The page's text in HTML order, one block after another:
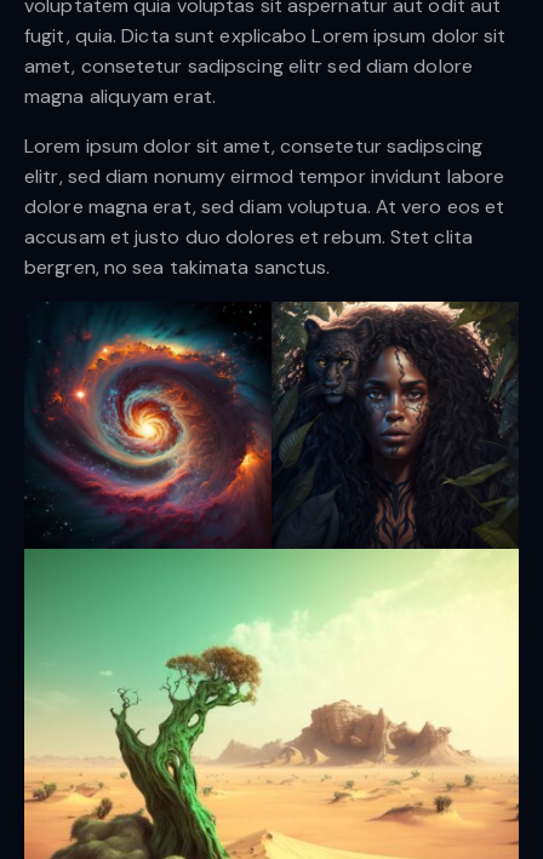
voluptatem quia voluptas sit aspernatur aut odit aut
fugit, quia. Dicta sunt explicabo Lorem ipsum dolor sit
amet, consetetur sadipscing elitr sed diam dolore
magna aliquyam erat.
Lorem ipsum dolor sit amet, consetetur sadipscing
elitr, sed diam nonumy eirmod tempor invidunt labore
dolore magna erat, sed diam voluptua. At vero eos et
accusam et justo duo dolores et rebum. Stet clita
bergren, no sea takimata sanctus.